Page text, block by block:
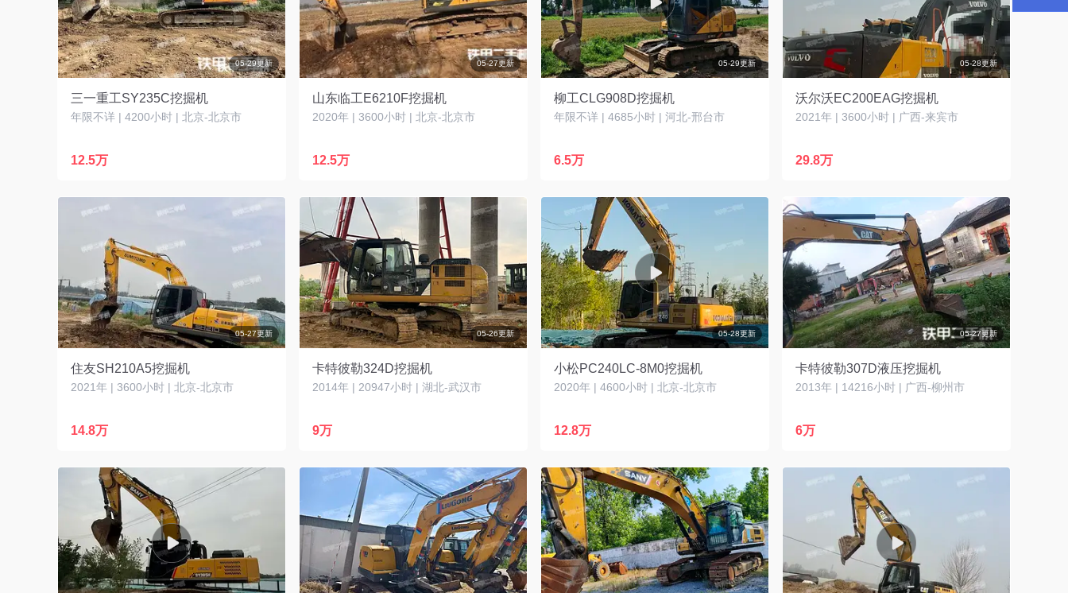
05-29更新
三一重工SY235C挖掘机
年限不详 | 4200小时 | 北京-北京市
12.5万
05-27更新
山东临工E6210F挖掘机
2020年 | 3600小时 | 北京-北京市
12.5万
05-29更新
柳工CLG908D挖掘机
年限不详 | 4685小时 | 河北-邢台市
6.5万
05-28更新
沃尔沃EC200EAG挖掘机
2021年 | 3600小时 | 广西-来宾市
29.8万
05-27更新
住友SH210A5挖掘机
2021年 | 3600小时 | 北京-北京市
14.8万
05-26更新
卡特彼勒324D挖掘机
2014年 | 20947小时 | 湖北-武汉市
9万
05-28更新
小松PC240LC-8M0挖掘机
2020年 | 4600小时 | 北京-北京市
12.8万
05-27更新
卡特彼勒307D液压挖掘机
2013年 | 14216小时 | 广西-柳州市
6万